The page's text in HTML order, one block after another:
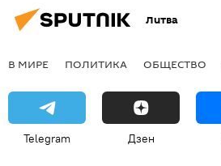
Литва
В МИРЕ ПОЛИТИКА ОБЩЕСТВО
Telegram Дзен